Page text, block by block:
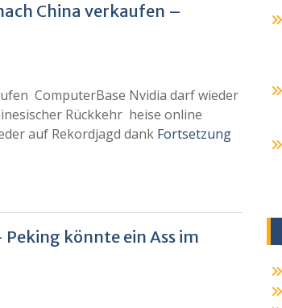
China verkaufen –
ComputerBase Nvidia darf wieder
Rückkehr heise online
auf Rekordjagd dank Fortsetzung
könnte ein Ass im